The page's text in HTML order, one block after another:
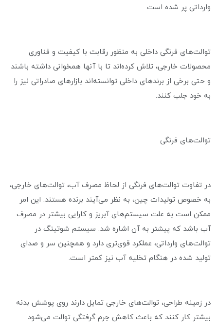
وارداتی پر شده است.
توالت‌های فرنگی داخلی به منظور رقابت با کیفیت و فناوری
محصولات خارجی، تلاش کرده‌اند تا با آنها همخوانی داشته باشند
و حتی برخی از برندهای داخلی توانسته‌اند بازارهای صادراتی نیز را
به خود جلب کنند.
توالت‌های فرنگی
در تفاوت توالت‌های فرنگی از لحاظ مصرف آب، توالت‌های خارجی،
به خصوص تولیدات چین، به نظر می‌آیند برنده هستند. این امر
ممکن است به علت سیستم‌های آبریز و کارایی بیشتر در مصرف
آب باشد که پیشتر به آن اشاره شد. سیستم شوتینگ در
توالت‌های وارداتی، عملکرد قوی‌تری دارد و همچنین سر و صدای
تولید شده در هنگام تخلیه آب نیز کمتر است.
در زمینه طراحی، توالت‌های خارجی تمایل دارند روی پوشش بدنه
بیشتر کار کنند که باعث کاهش جرم گرفتگی توالت می‌شود.